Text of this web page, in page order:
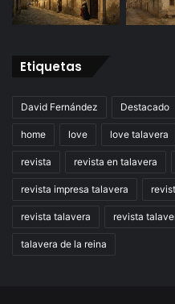
Etiquetas
David Fernández Destacado
home love love talavera
revista revista en talavera
revista impresa talavera
revista talavera revista
talavera de la reina